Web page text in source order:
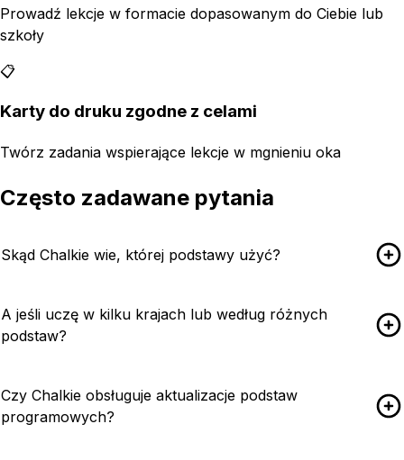
Prowadź lekcje w formacie dopasowanym do Ciebie lub
szkoły
📋
Karty do druku zgodne z celami
Twórz zadania wspierające lekcje w mgnieniu oka
Często zadawane pytania
Skąd Chalkie wie, której podstawy użyć?
A jeśli uczę w kilku krajach lub według różnych
podstaw?
Czy Chalkie obsługuje aktualizacje podstaw
programowych?